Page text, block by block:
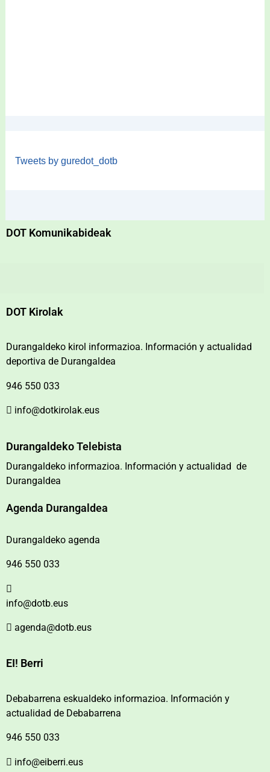
Tweets by guredot_dotb
DOT Komunikabideak
DOT Kirolak
Durangaldeko kirol informazioa. Información y actualidad
deportiva de Durangaldea
946 550 033
info@dotkirolak.eus
Durangaldeko Telebista
Durangaldeko informazioa. Información y actualidad de
Durangaldea
Agenda Durangaldea
Durangaldeko agenda
946 550 033
info@dotb.eus
agenda@dotb.eus
EI! Berri
Debabarrena eskualdeko informazioa. Información y
actualidad de Debabarrena
946 550 033
info@eiberri.eus